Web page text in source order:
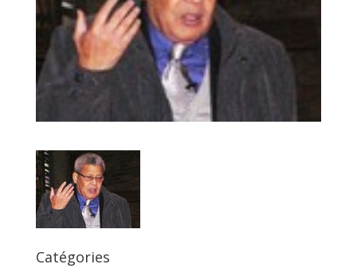
Catégories